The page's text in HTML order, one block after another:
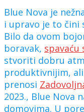
Blue Nova je
i upravo je to čini
Bilo da ovom
boravak, spavaću
stvoriti dobru
produktivnijim,
prenosi
2023., Blue Nova
domovima. U